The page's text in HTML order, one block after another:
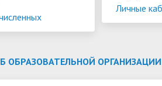
Личные
ОБРАЗОВАТЕЛЬНОЙ ОРГАНИЗАЦИИ